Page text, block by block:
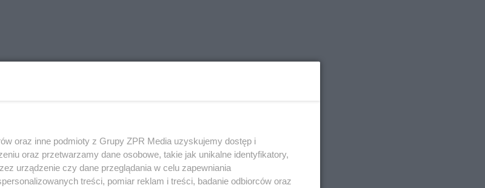
oraz inne podmioty z Grupy ZPR Media uzyskujemy dostęp i
oraz przetwarzamy dane osobowe, takie jak unikalne identyfikatory,
urządzenie czy dane przeglądania w celu zapewniania
treści, pomiar reklam i treści, badanie odbiorców oraz